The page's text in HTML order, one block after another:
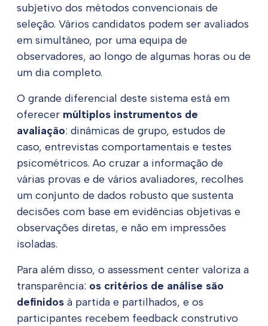
subjetivo dos métodos convencionais de
seleção. Vários candidatos podem ser avaliados
em simultâneo, por uma equipa de
observadores, ao longo de algumas horas ou de
um dia completo.
O grande diferencial deste sistema está em
oferecer múltiplos instrumentos de
avaliação: dinâmicas de grupo, estudos de
caso, entrevistas comportamentais e testes
psicométricos. Ao cruzar a informação de
várias provas e de vários avaliadores, recolhes
um conjunto de dados robusto que sustenta
decisões com base em evidências objetivas e
observações diretas, e não em impressões
isoladas.
Para além disso, o assessment center valoriza a
transparência: os critérios de análise são
definidos à partida e partilhados, e os
participantes recebem feedback construtivo